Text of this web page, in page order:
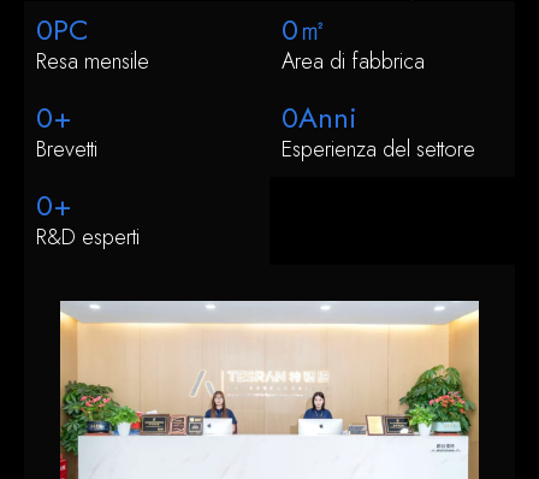
Resa mensile
0PC
Area di fabbrica
0㎡
Brevetti
0+
Esperienza del settore
0Anni
R&D esperti
0+